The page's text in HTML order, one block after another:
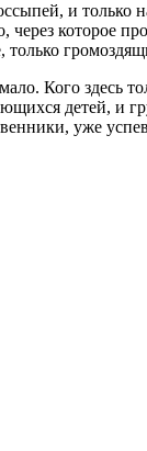
и
которое
Кого здесь
детей,
уже